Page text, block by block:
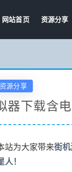
网站首页 资源分享
资源分享
器下载含
站为大家带来街
人！